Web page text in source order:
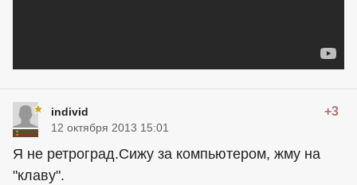
individ +3
12 октября 2013 15:01
Я не ретроград.Сижу за компьютером, жму на
"клаву".